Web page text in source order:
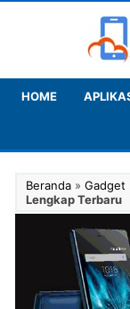
HOME
Beranda» Gadget
Lengkap Terbaru